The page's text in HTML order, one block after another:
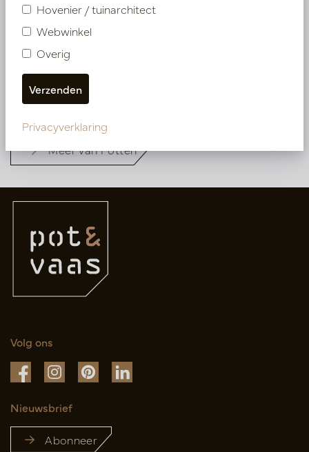
Pot Ella Brass D48 H150
PV84.071CU
Meer van Potten
Volg ons
Nieuwsbrief
Abonneer
Hovenier / tuinarchitect
Webwinkel
Overig
Privacyverklaring